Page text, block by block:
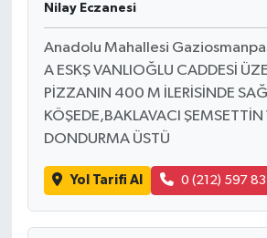
Nilay Eczanesi
Anadolu Mahallesi
A ESKŞ VANLIOĞLU CADDESİ
PİZZANIN 400 M İLERİSİNDE
KÖŞEDE,BAKLAVACI ŞEMSETTİN
DONDURMA ÜSTÜ
Yol Tarifi Al 0 (212) 597